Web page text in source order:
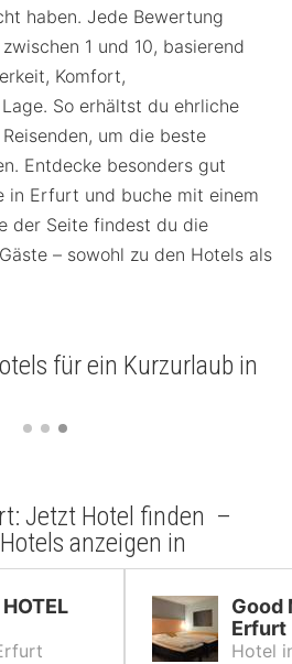
haben. Jede Bewertung
1 und 10, basierend
Komfort,
So erhältst du ehrliche
um die beste
Entdecke besonders gut
in Erfurt und buche mit einem
der Seite findest du die
– sowohl zu den Hotels als
für ein Kurzurlaub in
Jetzt Hotel finden –
anzeigen in
HOTEL
Good
Erfurt
Hotel